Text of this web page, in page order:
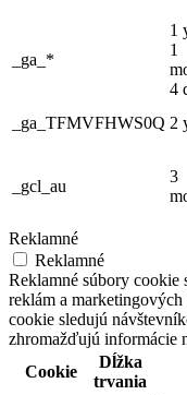
_ga_*
1
1
4
_ga_TFMVFHWS0Q 2
_gcl_au
3
Reklamné
Reklamné
Reklamné súbory cookie
reklám a
cookie sledujú
zhromažďujú informácie
Cookie
Dĺžka
trvania